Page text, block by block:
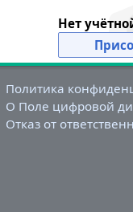
Нет
Политика
О Поле цифровой
Отказ от